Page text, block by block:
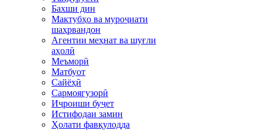
Бахши дин
Мактубҳо ва муроҷиати
шаҳрвандон
Агентии меҳнат ва шуғли
аҳолӣ
Меъморӣ
Матбуот
Сайёҳӣ
Сармоягузорӣ
Иҷроиши буҷет
Истифодаи замин
Ҳолати фавқулодда